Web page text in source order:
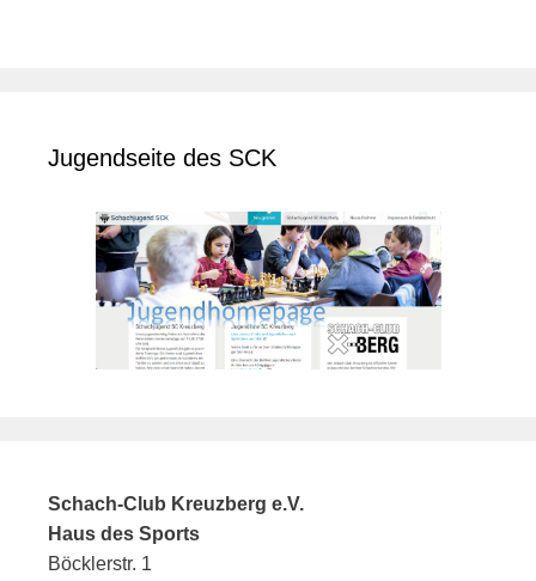
Jugendseite des SCK
Schach-Club Kreuzberg e.V.
Haus des Sports
Böcklerstr. 1